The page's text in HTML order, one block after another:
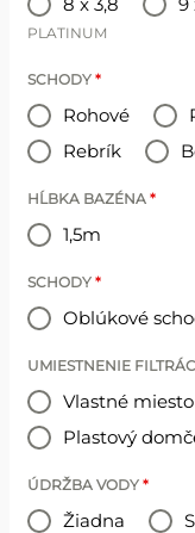
PLATINUM
SCHODY *
Rohové
Rebrík
HĹBKA BAZÉNA *
1,5m
SCHODY *
Oblúkové
UMIESTNENIE
Vlastné miesto
Plastový
ÚDRŽBA VODY *
Žiadna